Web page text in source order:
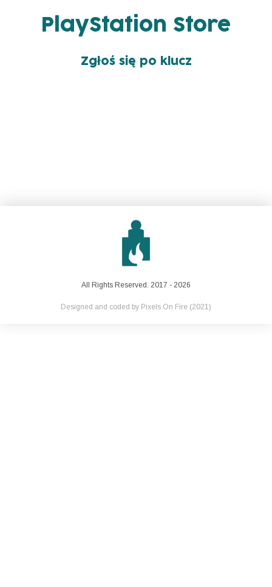
PlayStation Store
Zgłoś się po klucz
All Rights Reserved. 2017 - 2026
Designed and coded by Pixels On Fire (2021)